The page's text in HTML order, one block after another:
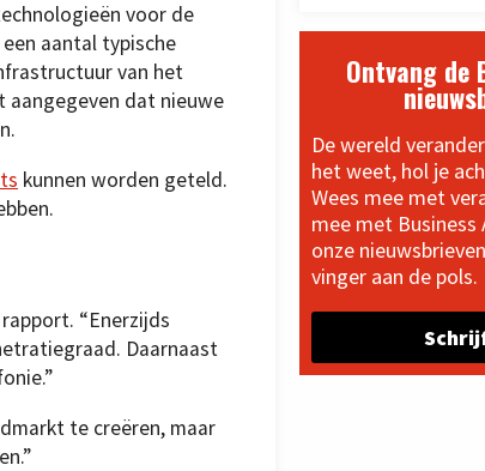
voor de
aantal typische
van het
dat nieuwe
kunnen worden geteld.
“Enerzijds
Daarnaast
te creëren, maar
Ontvang de
De wereld
het weet, hol je
Wees mee met
mee met Business
onze
vinger aan de pols.